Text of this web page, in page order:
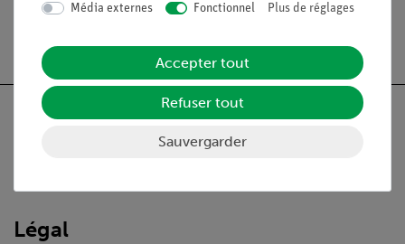
Légal
Média externes Fonctionnel Plus de réglages
Accepter tout
Refuser tout
Sauvergarder